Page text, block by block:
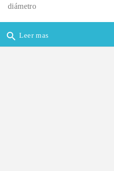
diámetro
search Leer mas